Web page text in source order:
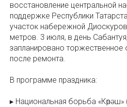
восстановление центральной
поддержке Республики
участок набережной
метров. 3 июля, в день
запланировано торжественное
после ремонта.
В программе праздника:
▸ Национальная борьба